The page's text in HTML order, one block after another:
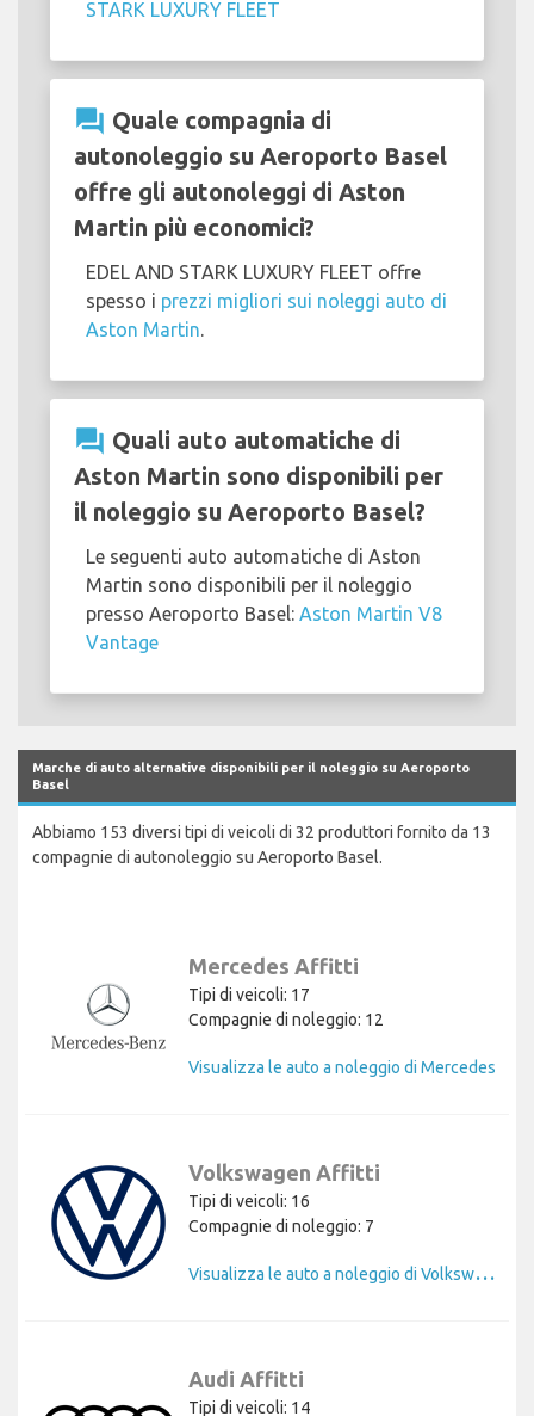
STARK LUXURY FLEET
question_answer Quale compagnia di
autonoleggio su Aeroporto Basel
offre gli autonoleggi di Aston
Martin più economici?
EDEL AND STARK LUXURY FLEET offre
spesso i prezzi migliori sui noleggi auto di
Aston Martin
question_answer Quali auto automatiche di
Aston Martin sono disponibili per
il noleggio su Aeroporto Basel?
Le seguenti auto automatiche di Aston
Martin sono disponibili per il noleggio
presso Aeroporto Basel: Aston Martin V8
Vantage
Marche di auto alternative disponibili per il noleggio su Aeroporto
Basel
Abbiamo 153 diversi tipi di veicoli di 32 produttori fornito da 13
compagnie di autonoleggio su Aeroporto Basel.
Mercedes Affitti
Tipi di veicoli: 17
Compagnie di noleggio: 12
Visualizza le auto a noleggio di Mercedes
Volkswagen Affitti
Tipi di veicoli: 16
Compagnie di noleggio: 7
V
isualizza le auto a noleggio di Volkswagen
Audi Affitti
Tipi di veicoli: 14